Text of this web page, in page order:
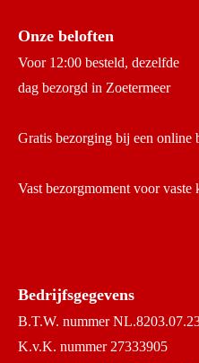
Onze beloften
Voor 12:00 besteld, dezelfde
dag bezorgd in Zoetermeer
Gratis bezorging bij een online
Vast bezorgmoment voor vaste
Bedrijfsgegevens
B.T.W. nummer
K.v.K. nummer 27333905